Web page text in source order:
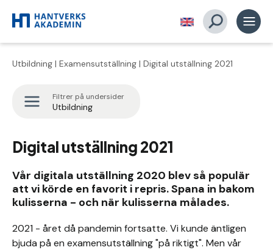
Utbildning | Examensutställning | Digital utställning 2021
Filtrer på undersider
Utbildning
Digital utställning 2021
Vår digitala utställning 2020 blev så populär
att vi körde en favorit i repris. Spana in bakom
kulisserna - och när kulisserna målades.
2021 - året då pandemin fortsatte. Vi kunde äntligen
bjuda på en examensutställning "på riktigt". Men vår